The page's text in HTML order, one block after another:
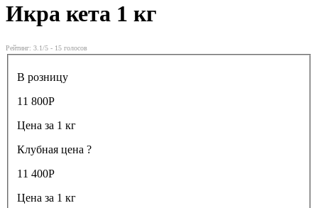
Икра кета 1 кг
Рейтинг: 3.1/5 - 15 голосов
В розницу
11 800Р
Цена за 1 кг
Клубная цена ?
11 400Р
Цена за 1 кг